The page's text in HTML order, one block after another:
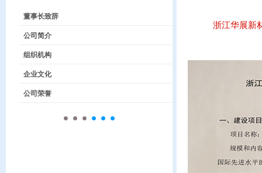
董事长致辞
公司简介
组织机构
企业文化
公司荣誉
浙江华展新